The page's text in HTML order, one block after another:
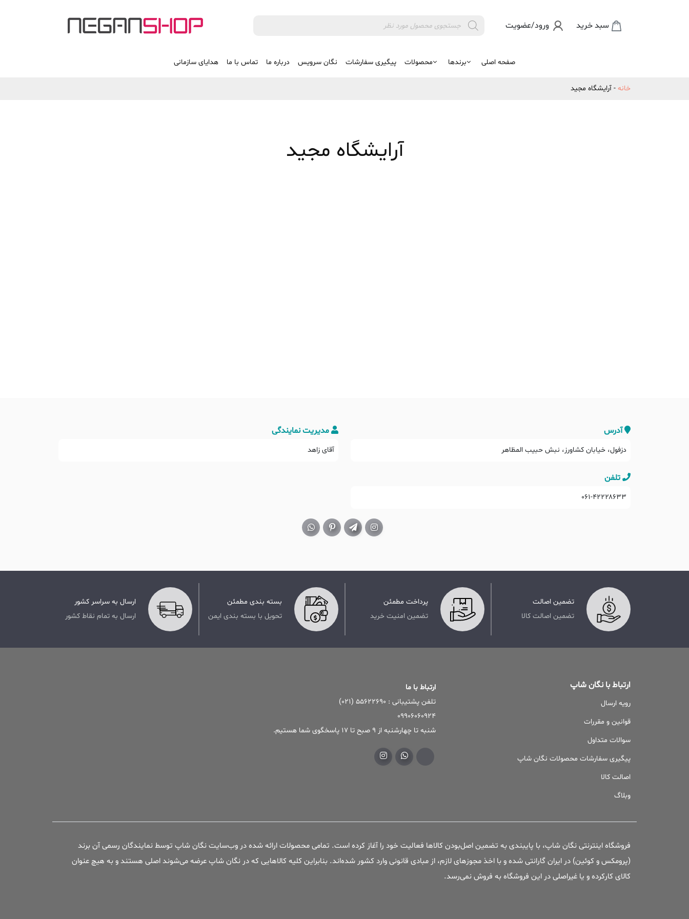
 سبد خرید ورود/عضویت
Products
search
صفحه اصلی برندها محصولات پیگیری سفارشات نگان سرویس درباره ما تماس با ما هدایای سازمانی
خانه - آرایشگاه مجید
آرایشگاه مجید
آدرس
دزفول، خیابان کشاورز، نبش حبیب المظاهر
تلفن
۰۶۱-۴۲۲۲۸۶۳۳
مدیریت نمایندگی
آقای زاهد
تضمین اصالت
تضمین اصالت کالا
پرداخت مطمئن
تضمین امنیت خرید
بسته بندی مطمئن
تحویل با بسته بندی ایمن
ارسال به سراسر کشور
ارسال به تمام نقاط کشور
ارتباط با نگان شاپ
رویه ارسال
قوانین و مقررات
سوالات متداول
پیگیری سفارشات محصولات نگان شاپ
اصالت کالا
وبلاگ
ارتباط با ما
تلفن پشتیبانی : ۵۵۶۲۲۶۹۰ (۰۲۱)
09906060924
شنبه تا چهارشنبه از 9 صبح تا 17 پاسخگوی شما هستیم.
فروشگاه اینترنتی نگان شاپ، با پایبندی به تضمین اصل‌بودن کالاها فعالیت خود را آغاز کرده است. تمامی محصولات ارائه شده در وب‌سایت نگان شاپ توسط نمایندگان رسمی آن برند
(پرومکس و کوئین) در ایران گارانتی شده و با اخذ مجوزهای لازم، از مبادی قانونی وارد کشور شده‌اند. بنابراین کلیه کالاهایی که در نگان شاپ عرضه می‌شوند اصلی هستند و به هیچ عنوان
کالای کارکرده و یا غیراصلی در این فروشگاه به فروش نمی‌رسد.